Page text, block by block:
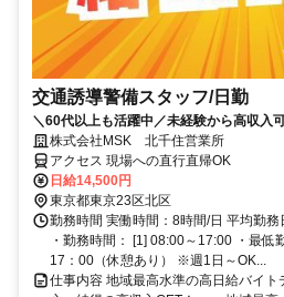
交通誘導警備スタッフ/日勤
＼60代以上も活躍中／未経験から高収入
で警備員デビューをしませんか！【月収
勤務3日前迄シフト申請が可能です！週1
イフスタイルに合わせてお仕事しません
く活躍しています。
株式会社MSK 北千住営業所
アクセス 現場への直行直帰OK
日給14,500円
東京都東京23区北区
勤務時間 実働時間：8時間/日 平均勤
・勤務時間： [1] 08:00～17:00 ・最低
17：00（休憩あり） ※週1日～OK...
仕事内容 地域最高水準の高日給バイ